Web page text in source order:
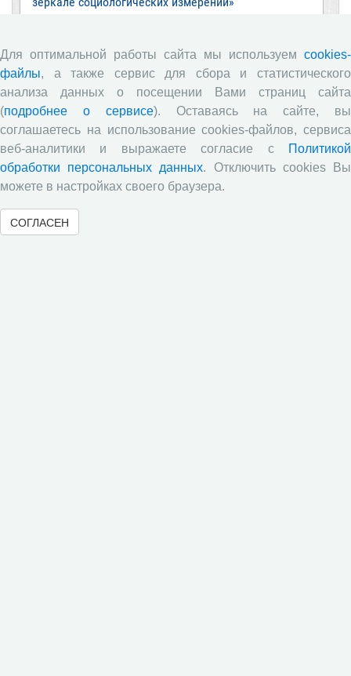
Все сообщения »
Обзор научных публикаций
Е.В. Лукин: обзор заметки «Вологодчина
«взлетела» в рейтинге промышленного
производства», газета «Красный север», № 74, 11
июля, 2018 г.
Экспертное мнение А.И. Поваровой: обзор
Для оптимальной работы сайта мы используем cookies-
файлы, а также сервис для сбора и статистического
анализа данных о посещении Вами страниц сайта
(подробнее о сервисе). Оставаясь на сайте, вы
соглашаетесь на использование cookies-файлов, сервиса
веб-аналитики и выражаете согласие с
Политикой
обработки персональных данных. Отключить cookies Вы
можете в настройках своего браузера.
СОГЛАСЕН